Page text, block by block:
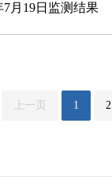
月19日监测结果
上一页 1 2